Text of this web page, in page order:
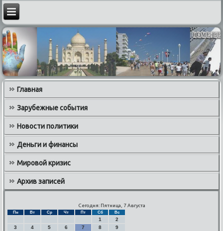
Главная
Зарубежные события
Новости политики
Деньги и финансы
Мировой кризис
Архив записей
Сегодня: Пятница, 7 Августа
Пн Вт Ср Чт Пт Сб Вс
1
2
3
4 5 6 7 8
9